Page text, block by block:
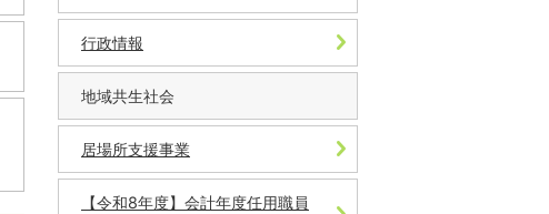
行政情報
地域共生社会
居場所支援事業
【令和8年度】会計年度任用職員